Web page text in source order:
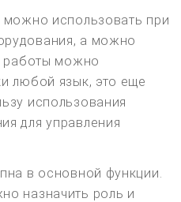
можно использовать при
а можно
работы можно
любой язык, это еще
использования
для управления
в основной функции.
назначить роль и